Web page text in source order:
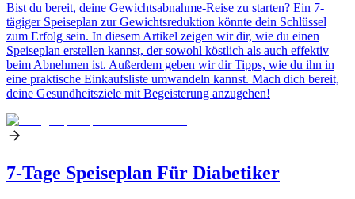
Bist du bereit, deine Gewichtsabnahme-Reise zu starten? Ein 7-
tägiger Speiseplan zur Gewichtsreduktion könnte dein Schlüssel
zum Erfolg sein. In diesem Artikel zeigen wir dir, wie du einen
Speiseplan erstellen kannst, der sowohl köstlich als auch effektiv
beim Abnehmen ist. Außerdem geben wir dir Tipps, wie du ihn in
eine praktische Einkaufsliste umwandeln kannst. Mach dich bereit,
deine Gesundheitsziele mit Begeisterung anzugehen!
7-Tage Speiseplan Für Diabetiker